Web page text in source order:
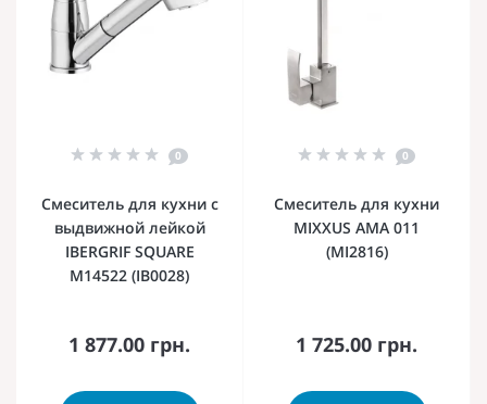
0
Смеситель для кухни с
выдвижной лейкой
IBERGRIF SQUARE
M14522 (IB0028)
1 877.00 грн.
0
Смеситель для кухни
MIXXUS AMA 011
(MI2816)
1 725.00 грн.